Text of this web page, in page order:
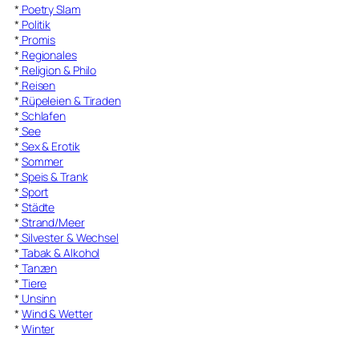
* Poetry Slam
* Politik
* Promis
* Regionales
* Religion & Philo
* Reisen
* Rüpeleien & Tiraden
* Schlafen
* See
* Sex & Erotik
* Sommer
* Speis & Trank
* Sport
* Städte
* Strand/Meer
* Silvester & Wechsel
* Tabak & Alkohol
* Tanzen
* Tiere
* Unsinn
* Wind & Wetter
* Winter